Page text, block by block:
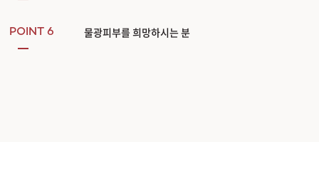
POINT 6 물광피부를 희망하시는 분